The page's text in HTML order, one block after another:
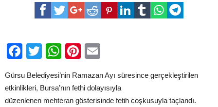
Facebook
TwitterWhatsApp
Pinterest
Gürsu Belediyesi’nin Ramazan Ayı süresince gerçekleştirilen
etkinlikleri, Bursa’nın fethi dolayısıyla
düzenlenen mehteran gösterisinde fetih coşkusuyla taçlandı.